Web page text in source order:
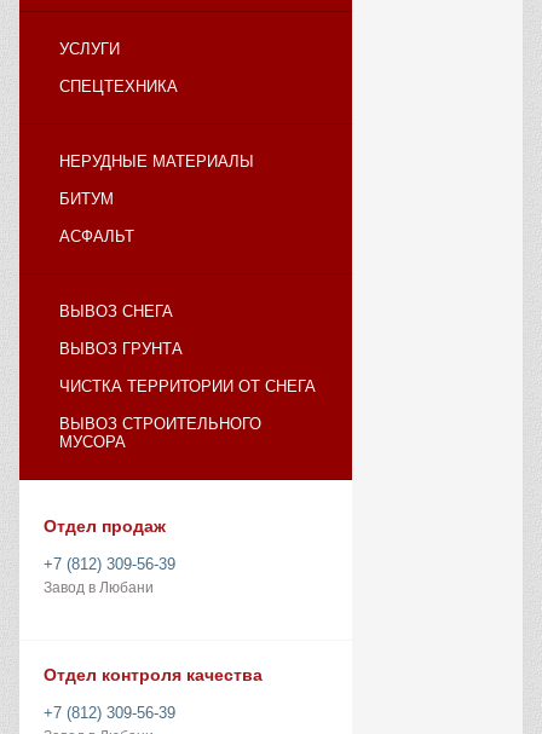
УСЛУГИ
СПЕЦТЕХНИКА
НЕРУДНЫЕ МАТЕРИАЛЫ
БИТУМ
АСФАЛЬТ
ВЫВОЗ СНЕГА
ВЫВОЗ ГРУНТА
ЧИСТКА ТЕРРИТОРИИ ОТ СНЕГА
ВЫВОЗ СТРОИТЕЛЬНОГО
МУСОРА
Отдел продаж
+7 (812) 309-56-39
Завод в Любани
Отдел контроля качества
+7 (812) 309-56-39